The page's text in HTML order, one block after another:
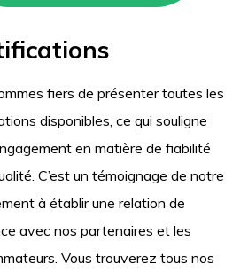
fiers de présenter toutes les
disponibles, ce qui souligne
en matière de fiabilité
C’est un témoignage de notre
à établir une relation de
avec nos partenaires et les
Vous trouverez tous nos